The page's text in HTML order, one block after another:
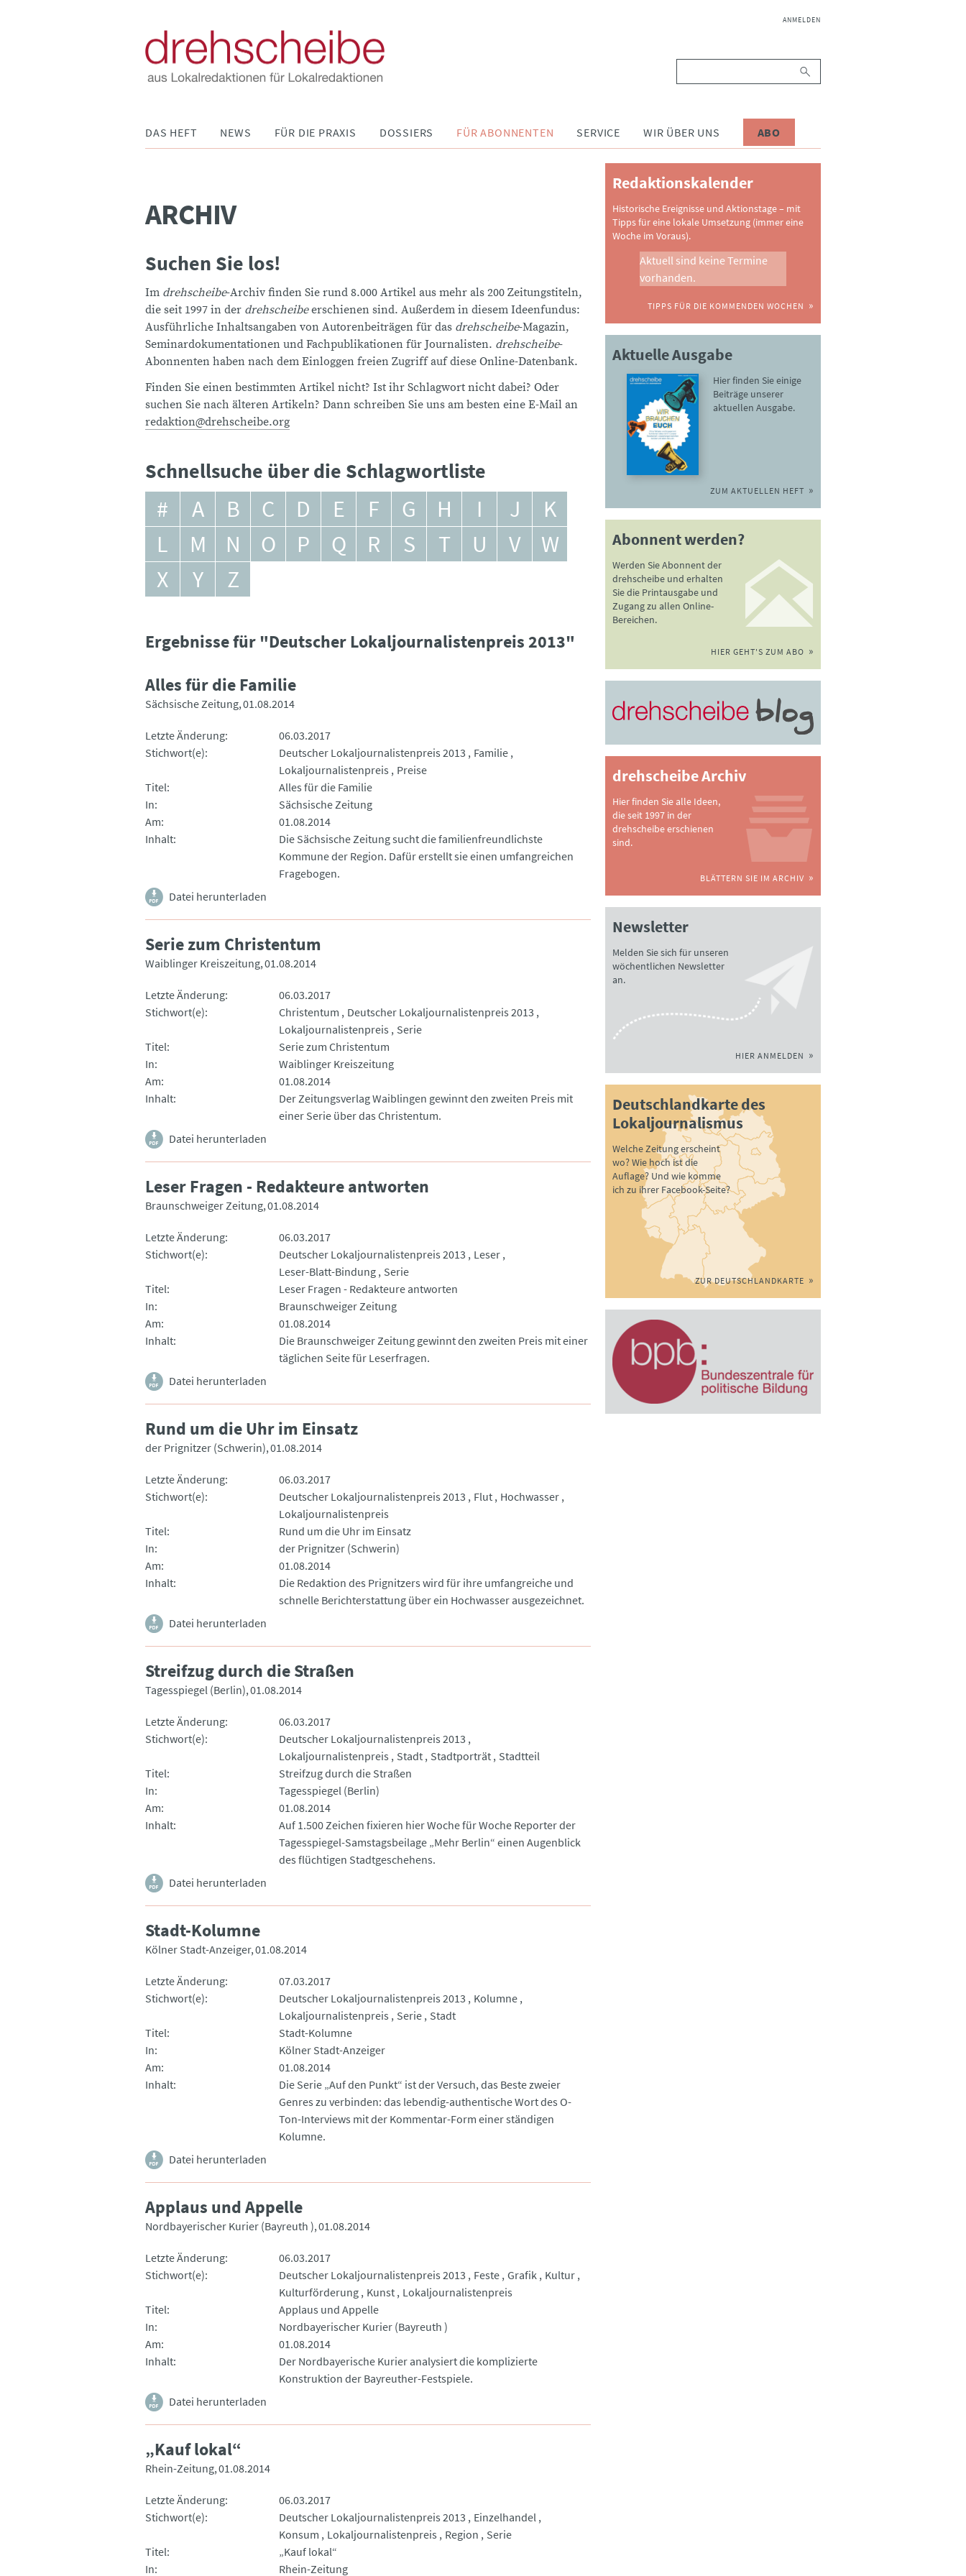
NAVIGATION
ANMELDEN
DAS HEFT NEWS FÜR DIE PRAXIS DOSSIERS FÜR ABONNENTEN SERVICE WIR ÜBER UNS ABO
ARCHIV
Suchen Sie los!
Im drehscheibe-Archiv finden Sie rund 8.000 Artikel aus mehr als 200 Zeitungstiteln,
die seit 1997 in der drehscheibeerschienen sind. Außerdem in diesem Ideenfundus:
Ausführliche Inhaltsangaben von Autorenbeiträgen für das drehscheibe-Magazin,
Seminardokumentationen und Fachpublikationen für Journalisten. drehscheibe-
Abonnenten haben nach dem Einloggen freien Zugriff auf diese Online-Datenbank.
Finden Sie einen bestimmten Artikel nicht? Ist ihr Schlagwort nicht dabei? Oder
suchen Sie nach älteren Artikeln? Dann schreiben Sie uns am besten eine E-Mail an
redaktion@drehscheibe.org
Schnellsuche über die Schlagwortliste
# A B C D E F G H I J
K
L
M N O P Q R S T U V
W
X
Y Z
Ergebnisse für "Deutscher Lokaljournalistenpreis 2013"
Alles für die Familie
Sächsische Zeitung 01.08.2014
Letzte Änderung
06.03.2017
Stichwort(e)
Deutscher Lokaljournalistenpreis 2013
Familie
Lokaljournalistenpreis
Preise
Titel
Alles für die Familie
In
Sächsische Zeitung
Am
01.08.2014
Inhalt
Die Sächsische Zeitung sucht die familienfreundlichste
Kommune der Region. Dafür erstellt sie einen umfangreichen
Fragebogen.
Datei herunterladen
Serie zum Christentum
Waiblinger Kreiszeitung 01.08.2014
Letzte Änderung
06.03.2017
Stichwort(e)
Christentum
Deutscher Lokaljournalistenpreis 2013
Lokaljournalistenpreis
Serie
Titel
Serie zum Christentum
In
Waiblinger Kreiszeitung
Am
01.08.2014
Inhalt
Der Zeitungsverlag Waiblingen gewinnt den zweiten Preis mit
einer Serie über das Christentum.
Datei herunterladen
Leser Fragen - Redakteure antworten
Braunschweiger Zeitung 01.08.2014
Letzte Änderung
06.03.2017
Stichwort(e)
Deutscher Lokaljournalistenpreis 2013
Leser
Leser-Blatt-Bindung
Serie
Titel
Leser Fragen - Redakteure antworten
In
Braunschweiger Zeitung
Am
01.08.2014
Inhalt
Die Braunschweiger Zeitung gewinnt den zweiten Preis mit einer
täglichen Seite für Leserfragen.
Datei herunterladen
Rund um die Uhr im Einsatz
der Prignitzer (Schwerin) 01.08.2014
Letzte Änderung
06.03.2017
Stichwort(e)
Deutscher Lokaljournalistenpreis 2013 Flut
Hochwasser
Lokaljournalistenpreis
Titel
Rund um die Uhr im Einsatz
In
der Prignitzer (Schwerin)
Am
01.08.2014
Inhalt
Die Redaktion des Prignitzers wird für ihre umfangreiche und
schnelle Berichterstattung über ein Hochwasser ausgezeichnet.
Datei herunterladen
Streifzug durch die Straßen
Tagesspiegel (Berlin) 01.08.2014
Letzte Änderung
06.03.2017
Stichwort(e)
Deutscher Lokaljournalistenpreis 2013
Lokaljournalistenpreis
Stadt Stadtporträt
Stadtteil
Titel
Streifzug durch die Straßen
In
Tagesspiegel (Berlin)
Am
01.08.2014
Inhalt
Auf 1.500 Zeichen fixieren hier Woche für Woche Reporter der
Tagesspiegel-Samstagsbeilage „Mehr Berlin“ einen Augenblick
des flüchtigen Stadtgeschehens.
Datei herunterladen
Stadt-Kolumne
Kölner Stadt-Anzeiger 01.08.2014
Letzte Änderung
07.03.2017
Stichwort(e)
Deutscher Lokaljournalistenpreis 2013
Kolumne
Lokaljournalistenpreis
Serie
Stadt
Titel
Stadt-Kolumne
In
Kölner Stadt-Anzeiger
Am
01.08.2014
Inhalt
Die Serie „Auf den Punkt“ ist der Versuch, das Beste zweier
Genres zu verbinden: das lebendig-authentische Wort des O-
Ton-Interviews mit der Kommentar-Form einer ständigen
Kolumne.
Datei herunterladen
Applaus und Appelle
Nordbayerischer Kurier (Bayreuth ) 01.08.2014
Letzte Änderung
06.03.2017
Stichwort(e)
Deutscher Lokaljournalistenpreis 2013 Feste Grafik
Kultur
Kulturförderung
Kunst
Lokaljournalistenpreis
Titel
Applaus und Appelle
In
Nordbayerischer Kurier (Bayreuth )
Am
01.08.2014
Inhalt
Der Nordbayerische Kurier analysiert die komplizierte
Konstruktion der Bayreuther-Festspiele.
Datei herunterladen
„Kauf lokal“
Rhein-Zeitung 01.08.2014
Letzte Änderung
06.03.2017
Stichwort(e)
Deutscher Lokaljournalistenpreis 2013
Einzelhandel
Konsum
Lokaljournalistenpreis Region
Serie
Titel
„Kauf lokal“
In
Rhein-Zeitung
Redaktionskalender
Historische Ereignisse und Aktionstage – mit
Tipps für eine lokale Umsetzung (immer eine
Woche im Voraus).
Aktuell sind keine Termine
vorhanden.
TIPPS FÜR DIE KOMMENDEN WOCHEN
Aktuelle Ausgabe
Hier finden Sie einige
Beiträge unserer
aktuellen Ausgabe.
ZUM AKTUELLEN HEFT
Abonnent werden?
Werden Sie Abonnent der
drehscheibe und erhalten
Sie die Printausgabe und
Zugang zu allen Online-
Bereichen.
HIER GEHT'S ZUM ABO
drehscheibe Archiv
Hier finden Sie alle Ideen,
die seit 1997 in der
drehscheibe erschienen
sind.
BLÄTTERN SIE IM ARCHIV
Newsletter
Melden Sie sich für unseren
wöchentlichen Newsletter
an.
HIER ANMELDEN
Deutschlandkarte des
Lokaljournalismus
Welche Zeitung erscheint
wo? Wie hoch ist die
Auflage? Und wie komme
ich zu ihrer Facebook-Seite?
ZUR DEUTSCHLANDKARTE